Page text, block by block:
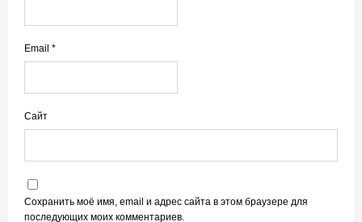
Email *
Сайт
Сохранить моё имя, email и адрес сайта в этом браузере для
последующих моих комментариев.